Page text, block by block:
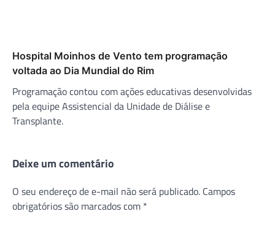
Hospital Moinhos de Vento tem programação
voltada ao Dia Mundial do Rim
Programação contou com ações educativas desenvolvidas
pela equipe Assistencial da Unidade de Diálise e
Transplante.
Deixe um comentário
O seu endereço de e-mail não será publicado. Campos
obrigatórios são marcados com *